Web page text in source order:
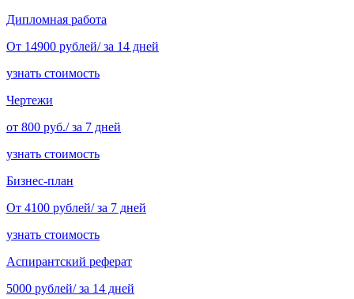
Дипломная работа
От 14900 рублей/ за 14 дней
узнать стоимость
Чертежи
от 800 руб./ за 7 дней
узнать стоимость
Бизнес-план
От 4100 рублей/ за 7 дней
узнать стоимость
Аспирантский реферат
5000 рублей/ за 14 дней